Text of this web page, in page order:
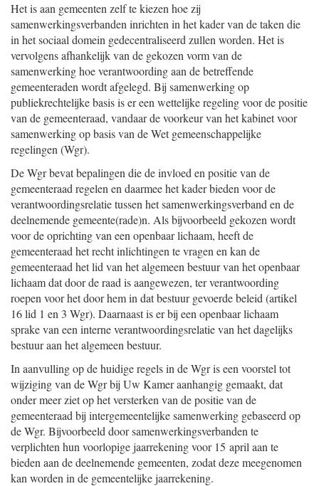
Het is aan gemeenten zelf te kiezen hoe zij
samenwerkingsverbanden inrichten in het kader van de taken die
in het sociaal domein gedecentraliseerd zullen worden. Het is
vervolgens afhankelijk van de gekozen vorm van de
samenwerking hoe verantwoording aan de betreffende
gemeenteraden wordt afgelegd. Bij samenwerking op
publiekrechtelijke basis is er een wettelijke regeling voor de positie
van de gemeenteraad, vandaar de voorkeur van het kabinet voor
samenwerking op basis van de Wet gemeenschappelijke
regelingen (Wgr).
De Wgr bevat bepalingen die de invloed en positie van de
gemeenteraad regelen en daarmee het kader bieden voor de
verantwoordingsrelatie tussen het samenwerkingsverband en de
deelnemende gemeente(rade)n. Als bijvoorbeeld gekozen wordt
voor de oprichting van een openbaar lichaam, heeft de
gemeenteraad het recht inlichtingen te vragen en kan de
gemeenteraad het lid van het algemeen bestuur van het openbaar
lichaam dat door de raad is aangewezen, ter verantwoording
roepen voor het door hem in dat bestuur gevoerde beleid (artikel
16 lid 1 en 3 Wgr). Daarnaast is er bij een openbaar lichaam
sprake van een interne verantwoordingsrelatie van het dagelijks
bestuur aan het algemeen bestuur.
In aanvulling op de huidige regels in de Wgr is een voorstel tot
wijziging van de Wgr bij Uw Kamer aanhangig gemaakt, dat
onder meer ziet op het versterken van de positie van de
gemeenteraad bij intergemeentelijke samenwerking gebaseerd op
de Wgr. Bijvoorbeeld door samenwerkingsverbanden te
verplichten hun voorlopige jaarrekening voor 15 april aan te
bieden aan de deelnemende gemeenten, zodat deze meegenomen
kan worden in de gemeentelijke jaarrekening.